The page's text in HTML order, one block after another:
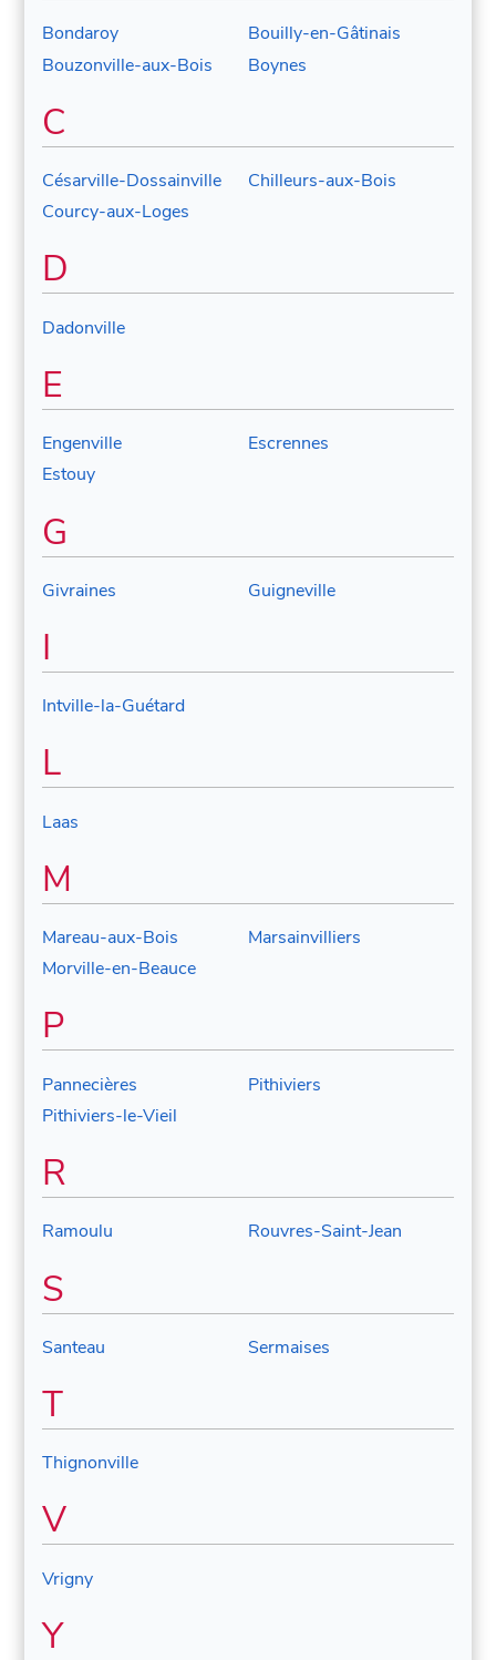
Bondaroy
Bouilly-en-Gâtinais
Bouzonville-aux-Bois
Boynes
C
Césarville-Dossainville
Chilleurs-aux-Bois
Courcy-aux-Loges
D
Dadonville
E
Engenville
Escrennes
Estouy
G
Givraines Guigneville
I
Intville-la-Guétard
L
Laas
M
Mareau-aux-Bois
Marsainvilliers
Morville-en-Beauce
P
Pannecières
Pithiviers
Pithiviers-le-Vieil
R
Ramoulu Rouvres-Saint-Jean
S
Santeau Sermaises
T
Thignonville
V
Vrigny
Y